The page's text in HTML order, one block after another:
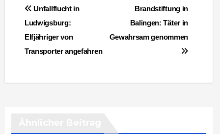
Beitragsnavigation
Brandstiftung in
Balingen: Täter in
Gewahrsam genommen
Unfallflucht in
Ludwigsburg:
Elfjähriger von
Transporter angefahren